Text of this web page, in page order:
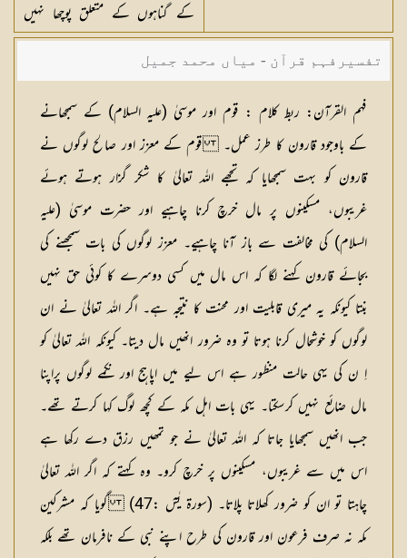
کے گناہوں کے متعلق پوچھا نہیں
جاتا
تفسیرفہم قرآن - میاں محمد جمیل
فہم القرآن: ربط کلام : قوم اور موسیٰ (علیہ السلام) کے سمجھانے
کے باوجود قارون کا طرز عمل۔ قوم کے معزز اور صالح لوگوں نے
قارون کو بہت سمجھایا کہ تجھے اللہ تعالیٰ کا شکر گزار ہوتے ہوئے
غریبوں، مسکینوں پر مال خرچ کرنا چاہیے اور حضرت موسیٰ (علیہ
السلام) کی مخالفت سے باز آنا چاہیے۔ معزز لوگوں کی بات سمجھنے کی
بجائے قارون کہنے لگا کہ اس مال میں کسی دوسرے کا کوئی حق نہیں
بنتا کیونکہ یہ میری قابلیت اور محنت کا نتیجہ ہے۔ اگر اللہ تعالیٰ نے ان
لوگوں کو خوشحال کرنا ہوتا تو وہ ضرور انھیں مال دیتا۔ کیونکہ اللہ تعالیٰ کو
اِ ن کی یہی حالت منظور ہے اس لیے میں اپاہج اور نکمے لوگوں پراپنا
مال ضائع نہیں کرسکتا۔ یہی بات اہل مکہ کے کچھ لوگ کہا کرتے تھے۔
جب انھیں سمجھایا جاتا کہ اللہ تعالیٰ نے جو تمھیں رزق دے رکھا ہے
اس میں سے غریبوں، مسکینوں پر خرچ کرو۔ وہ کہتے کہ اگر اللہ تعالیٰ
چاہتا تو ان کو ضرور کھلاتا پلاتا۔ (سورۃ یٰسٓ :47) گویا کہ مشرکین
مکہ نہ صرف فرعون اور قارون کی طرح اپنے نبی کے نافرمان تھے بلکہ